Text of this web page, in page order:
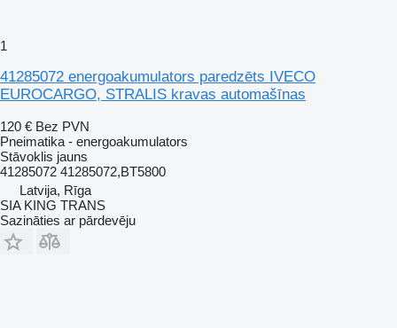
1
41285072 energoakumulators paredzēts IVECO
EUROCARGO, STRALIS kravas automašīnas
120 € Bez PVN
Pneimatika - energoakumulators
Stāvoklis jauns
41285072 41285072,BT5800
Latvija, Rīga
SIA KING TRANS
Sazināties ar pārdevēju